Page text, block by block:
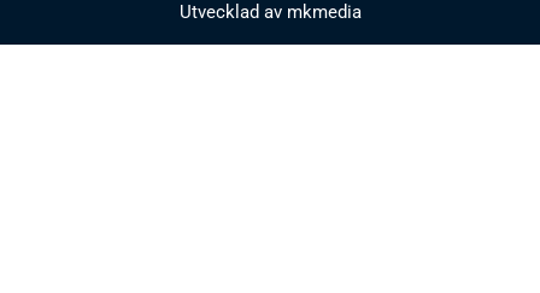
Utvecklad av mkmedia